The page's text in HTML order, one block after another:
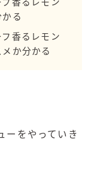
フ香るレモン
る
フ香るレモン
か分かる
ーをやっていき